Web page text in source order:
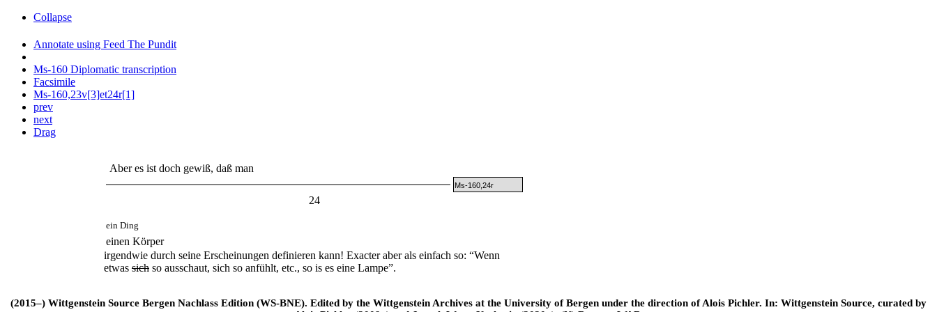
Collapse
Annotate using Feed The Pundit
Ms-160 Diplomatic transcription
Facsimile
Ms-160,23v[3]et24r[1]
prev
next
Drag
Aber es ist doch gewiß, daß man
Ms-160,24r
24
ein Ding
einen Körper
irgendwie durch seine Erscheinungen definieren kann! Exacter aber als einfach so: “Wenn
etwas sich so ausschaut, sich so anfühlt, etc., so is es eine Lampe”.
(2015–) Wittgenstein Source Bergen Nachlass Edition (WS-BNE). Edited by the Wittgenstein Archives at the University of Bergen under the direction of Alois Pichler. In: Wittgenstein Source, curated by